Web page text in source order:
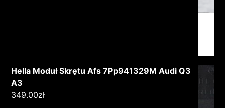
Hella Moduł Skrętu Afs 7Pp941329M Audi Q3
A3
349.00zł